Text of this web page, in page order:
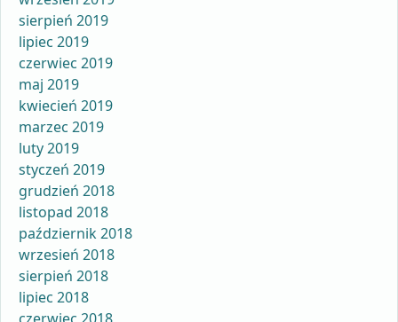
sierpień 2019
lipiec 2019
czerwiec 2019
maj 2019
kwiecień 2019
marzec 2019
luty 2019
styczeń 2019
grudzień 2018
listopad 2018
październik 2018
wrzesień 2018
sierpień 2018
lipiec 2018